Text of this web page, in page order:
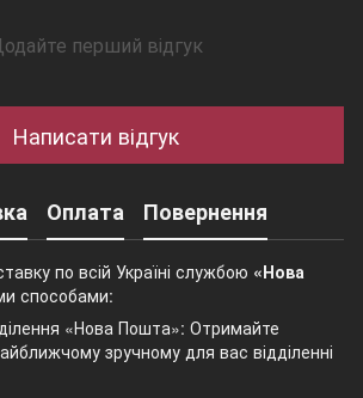
перший відгук
Написати відгук
Оплата Повернення
по всій Україні службою «Нова
способами:
«Нова Пошта»: Отримайте
зручному для вас відділенні